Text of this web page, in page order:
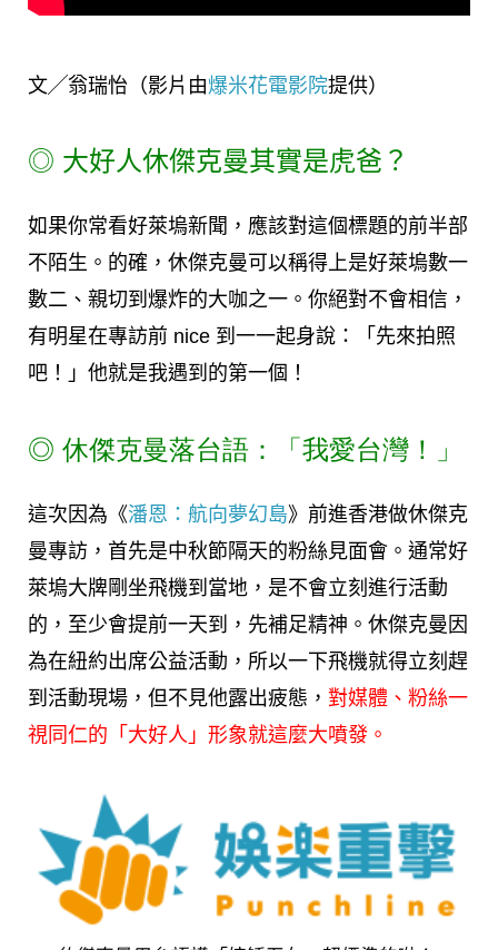
文╱翁瑞怡（影片由爆米花電影院提供）
◎ 大好人休傑克曼其實是虎爸？
如果你常看好萊塢新聞，應該對這個標題的前半部
不陌生。的確，休傑克曼可以稱得上是好萊塢數一
數二、親切到爆炸的大咖之一。你絕對不會相信，
有明星在專訪前 nice 到一一起身說：「先來拍照
吧！」他就是我遇到的第一個！
◎ 休傑克曼落台語：「我愛台灣！」
這次因為《潘恩：航向夢幻島》前進香港做休傑克
曼專訪，首先是中秋節隔天的粉絲見面會。通常好
萊塢大牌剛坐飛機到當地，是不會立刻進行活動
的，至少會提前一天到，先補足精神。休傑克曼因
為在紐約出席公益活動，所以一下飛機就得立刻趕
到活動現場，但不見他露出疲態， 對媒體、粉絲一
視同仁的「大好人」形象就這麼大噴發。